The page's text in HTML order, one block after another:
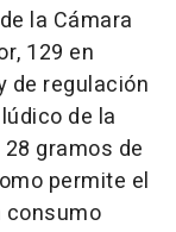
la Cámara
129 en
de regulación
de la
gramos de
permite el
consumo